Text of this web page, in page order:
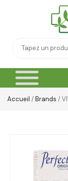
Accueil /Brands /